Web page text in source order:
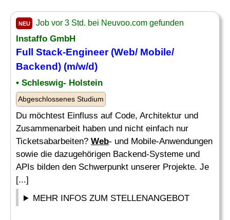
NEU Job vor 3 Std. bei Neuvoo.com gefunden
Instaffo GmbH
Full Stack-Engineer (Web/ Mobile/
Backend) (m/w/d)
• Schleswig- Holstein
Abgeschlossenes Studium
Du möchtest Einfluss auf Code, Architektur und
Zusammenarbeit haben und nicht einfach nur
Ticketsabarbeiten? Web- und Mobile-Anwendungen
sowie die dazugehörigen Backend-Systeme und
APIs bilden den Schwerpunkt unserer Projekte. Je
[...]
MEHR INFOS ZUM STELLENANGEBOT